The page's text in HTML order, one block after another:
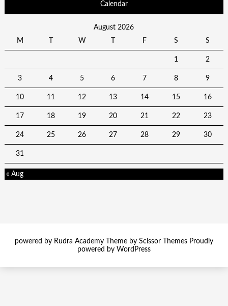
Calendar
August 2026
M
T W T F S S
1 2
3 4 5 6 7 8 9
10 11 12 13 14 15 16
17 18 19 20 21 22 23
24 25 26 27 28 29 30
31
« Aug
powered by Rudra Academy Theme by Scissor Themes Proudly
powered by WordPress